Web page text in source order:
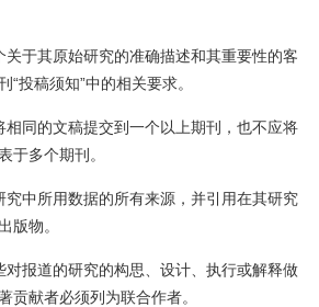
关于其原始研究的准确描述和其重要性的客
投稿须知”中的相关要求。
相同的文稿提交到一个以上期刊，也不应将
于多个期刊。
究中所用数据的所有来源，并引用在其研究
版物。
对报道的研究的构思、设计、执行或解释做
贡献者必须列为联合作者。